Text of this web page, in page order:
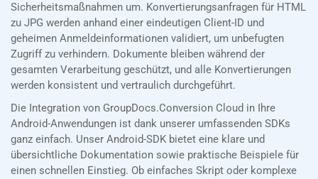
Sicherheitsmaßnahmen um. Konvertierungsanfragen für HTML
zu JPG werden anhand einer eindeutigen Client-ID und
geheimen Anmeldeinformationen validiert, um unbefugten
Zugriff zu verhindern. Dokumente bleiben während der
gesamten Verarbeitung geschützt, und alle Konvertierungen
werden konsistent und vertraulich durchgeführt.
Die Integration von GroupDocs.Conversion Cloud in Ihre
Android-Anwendungen ist dank unserer umfassenden SDKs
ganz einfach. Unser Android-SDK bietet eine klare und
übersichtliche Dokumentation sowie praktische Beispiele für
einen schnellen Einstieg. Ob einfaches Skript oder komplexe